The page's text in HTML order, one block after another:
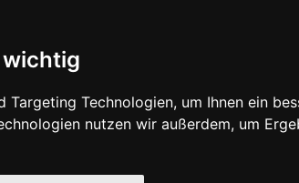
Technologien, um Ihnen ein
nutzen wir außerdem, um